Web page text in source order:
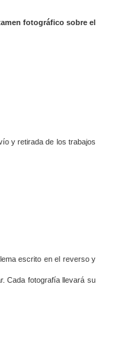
fotográfico sobre el
y retirada de los trabajos
escrito en el reverso y
Cada fotografía llevará su